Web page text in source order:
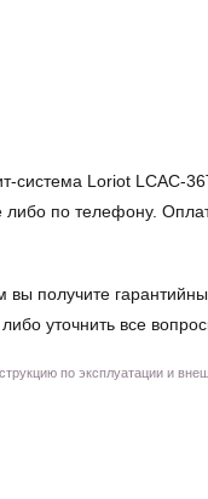
Loriot LCAC-
либо по телефону.
получите
уточнить все
по эксплуатации и